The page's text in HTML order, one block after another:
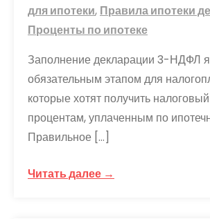
для ипотеки, Правила ипотеки
Проценты по ипотеке
Заполнение декларации 3-НДФЛ
обязательным этапом для
которые хотят получить
процентам, уплаченным по
Правильное […]
Читать далее →